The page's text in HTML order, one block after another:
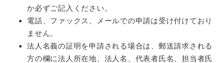
か必ずご記入ください。
電話、ファックス、メールでの申請は受け付けており
ません。
法人名義の証明を申請される場合は、郵送請求される
方の欄に法人所在地、法人名、代表者氏名、担当者氏